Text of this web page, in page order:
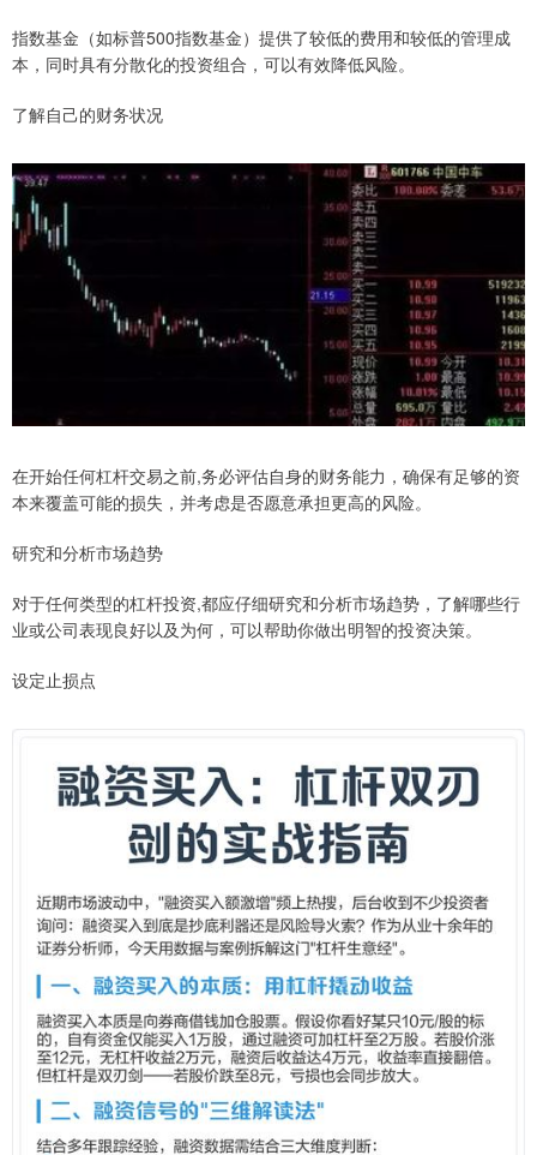
指数基金（如标普500指数基金）提供了较低的费用和较低的管理成
本，同时具有分散化的投资组合，可以有效降低风险。
了解自己的财务状况
在开始任何杠杆交易之前,务必评估自身的财务能力，确保有足够的资
本来覆盖可能的损失，并考虑是否愿意承担更高的风险。
研究和分析市场趋势
对于任何类型的杠杆投资,都应仔细研究和分析市场趋势，了解哪些行
业或公司表现良好以及为何，可以帮助你做出明智的投资决策。
设定止损点